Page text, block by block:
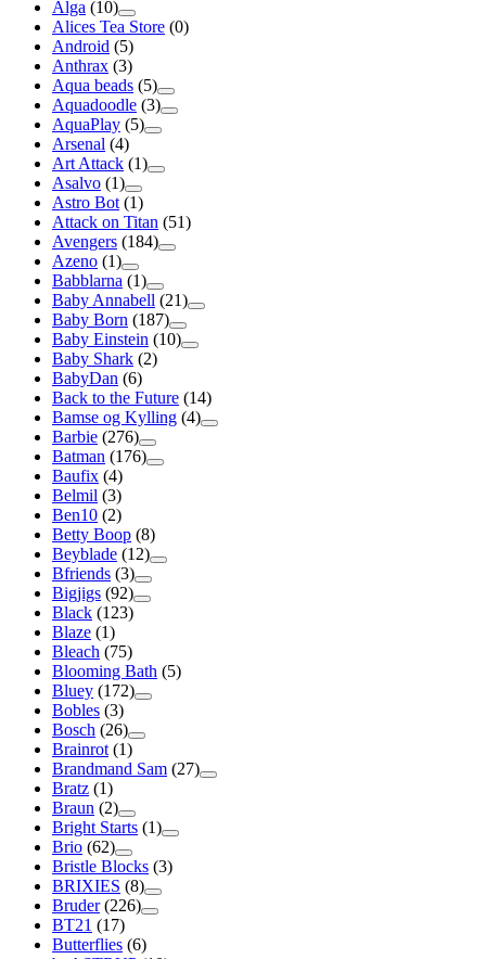
Alga (10)
Alices Tea Store (0)
Android (5)
Anthrax (3)
Aqua beads (5)
Aquadoodle (3)
AquaPlay (5)
Arsenal (4)
Art Attack (1)
Asalvo (1)
Astro Bot (1)
Attack on Titan (51)
Avengers (184)
Azeno (1)
Babblarna (1)
Baby Annabell (21)
Baby Born (187)
Baby Einstein (10)
Baby Shark (2)
BabyDan (6)
Back to the Future (14)
Bamse og Kylling (4)
Barbie (276)
Batman (176)
Baufix (4)
Belmil (3)
Ben10 (2)
Betty Boop (8)
Beyblade (12)
Bfriends (3)
Bigjigs (92)
Black (123)
Blaze (1)
Bleach (75)
Blooming Bath (5)
Bluey (172)
Bobles (3)
Bosch (26)
Brainrot (1)
Brandmand Sam (27)
Bratz (1)
Braun (2)
Bright Starts (1)
Brio (62)
Bristle Blocks (3)
BRIXIES (8)
Bruder (226)
BT21 (17)
Butterflies (6)